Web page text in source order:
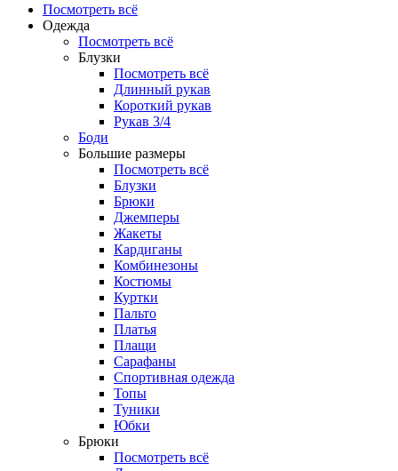
Посмотреть всё
Одежда
Посмотреть всё
Блузки
Посмотреть всё
Длинный рукав
Короткий рукав
Рукав 3/4
Боди
Большие размеры
Посмотреть всё
Блузки
Брюки
Джемперы
Жакеты
Кардиганы
Комбинезоны
Костюмы
Куртки
Пальто
Платья
Плащи
Сарафаны
Спортивная одежда
Топы
Туники
Юбки
Брюки
Посмотреть всё